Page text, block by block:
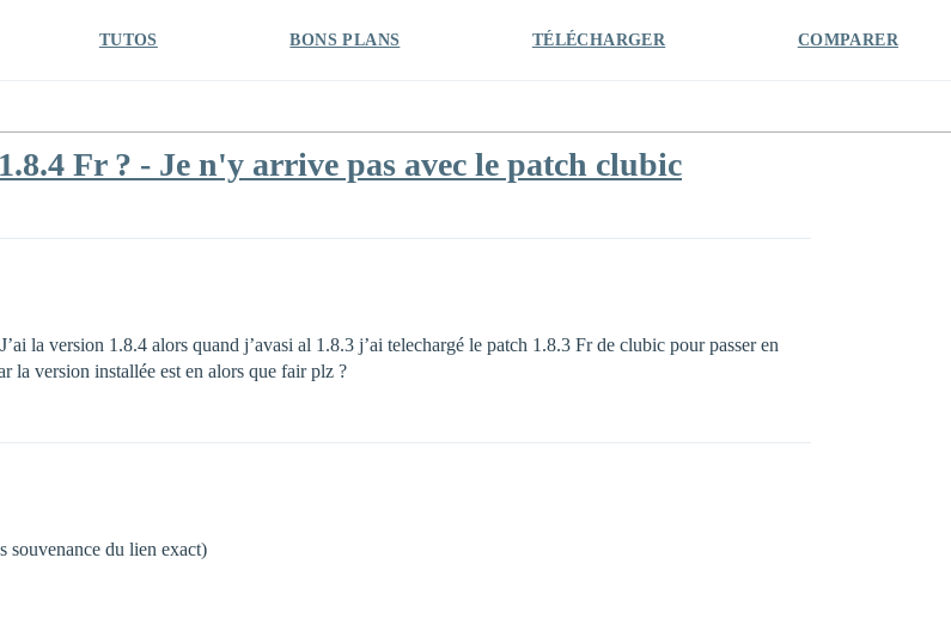
TUTOS BONS PLANS TÉLÉCHARGER COMPARER
Fr ? - Je n'y arrive pas avec le patch clubic
la version 1.8.4 alors quand j’avasi al 1.8.3 j’ai telechargé le patch 1.8.3 Fr de clubic pour passer en
la version installée est en alors que fair plz ?
souvenance du lien exact)